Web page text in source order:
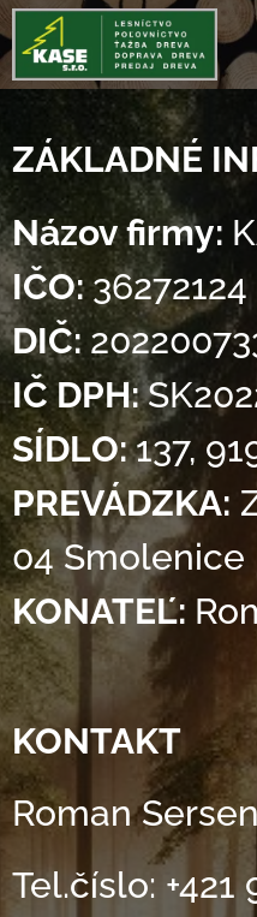
ZÁKLADNÉ
Názov firmy:
IČO:36272124
DIČ:
IČ DPH:
SÍDLO:137,
PREVÁDZKA:
04 Smolenice
KONATEĽ:
KONTAKT
Roman
Tel.číslo: +421